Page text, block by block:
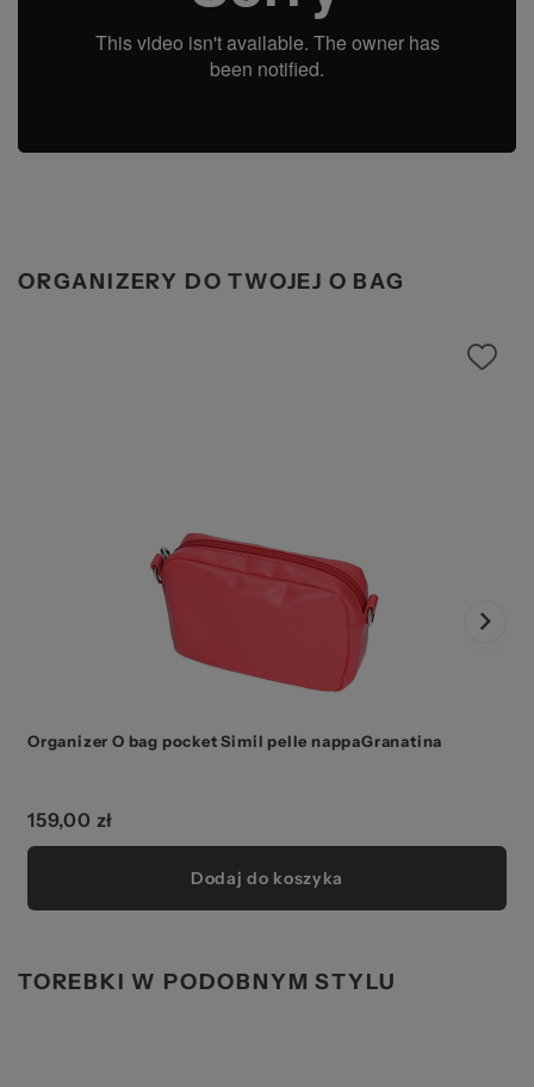
ORGANIZERY DO TWOJEJ O BAG
Organizer O bag pocket Simil pelle nappaGranatina
159,00 zł
Dodaj do koszyka
TOREBKI W PODOBNYM STYLU